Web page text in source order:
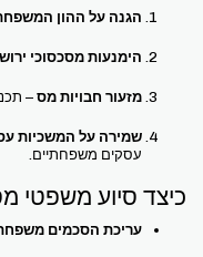
הגנה על ההון
הימנעות מסכסוכי
מזעור חבויות מס–
שמירה על המשכיות
עסקים משפחתיים.
כיצד סיוע משפטי
עריכת הסכמים